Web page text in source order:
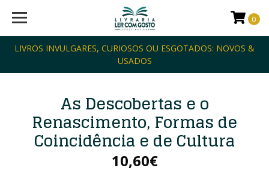
LIVROS INVULGARES, CURIOSOS OU ESGOTADOS: NOVOS &
USADOS
0
As Descobertas e o
Renascimento, Formas de
Coincidência e de Cultura
10,60€